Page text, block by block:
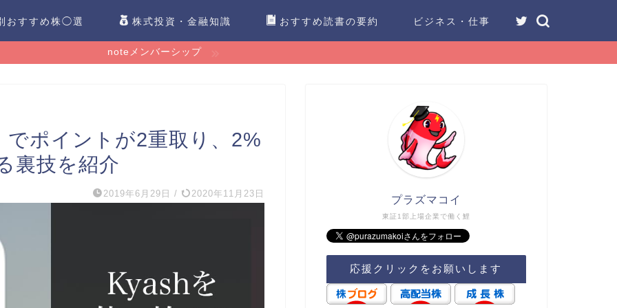
おすすめ株◯選 株式投資・金融知識 おすすめ読書の要約 ビジネス・仕事
noteメンバーシップ
ポイントが2重取り、2%
裏技を紹介
2019年6月29日 / 2020年11月23日
東証1部上場企業で働く鯉
プラズマコイ
応援クリックをお願いします